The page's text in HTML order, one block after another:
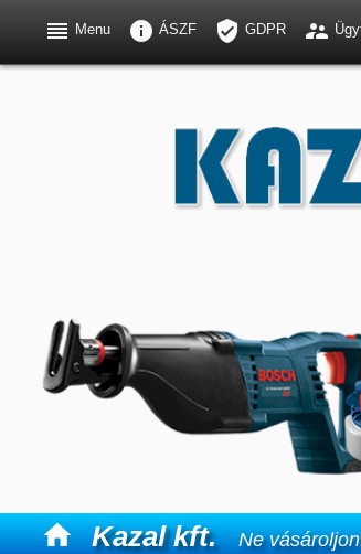
 Kazal kft. Ne
 Menu  ÁSZF  GDPR 